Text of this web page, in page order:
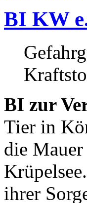
BI KW
BI zur
Tier in
die
ihrer